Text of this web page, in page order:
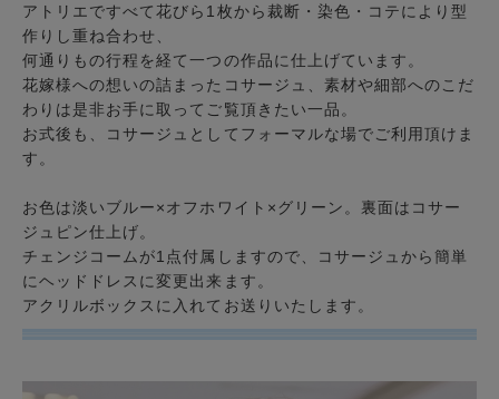
アトリエですべて花びら1枚から裁断・染色・コテにより型
作りし重ね合わせ、
何通りもの行程を経て一つの作品に仕上げています。
花嫁様への想いの詰まったコサージュ、素材や細部へのこだ
わりは是非お手に取ってご覧頂きたい一品。
お式後も、コサージュとしてフォーマルな場でご利用頂けま
す。
お色は淡いブルー×オフホワイト×グリーン。裏面はコサー
ジュピン仕上げ。
チェンジコームが1点付属しますので、コサージュから簡単
にヘッドドレスに変更出来ます。
アクリルボックスに入れてお送りいたします。